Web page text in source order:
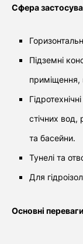
Сфера
Підземні
приміщення,
стічних вод,
та басейни.
Тунелі та
Для
Основні